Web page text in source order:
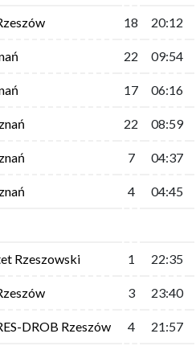
18 20:12
22 09:54
17 06:16
22 08:59
7 04:37
4 04:45
Rzeszowski 1 22:35
3 23:40
DROB Rzeszów 4 21:57
18 20:12
22 09:54
17 06:16
22 08:59
7 04:37
4 04:45
Rzeszowski 1 22:35
3 23:40
DROB Rzeszów 4 21:57